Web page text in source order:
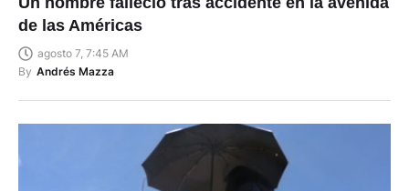
de las Américas
agosto 7, 7:45 AM
By Andrés Mazza